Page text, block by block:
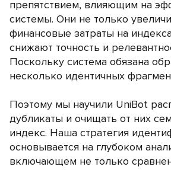
препятствием, влияющим на
системы. Они не только
финансовые затраты на
снижают точность и
Поскольку система обязана
несколько идентичных
Поэтому мы научили UniBot
дубликаты и очищать от них
индекс. Наша стратегия
основывается на глубоком
включающем не только